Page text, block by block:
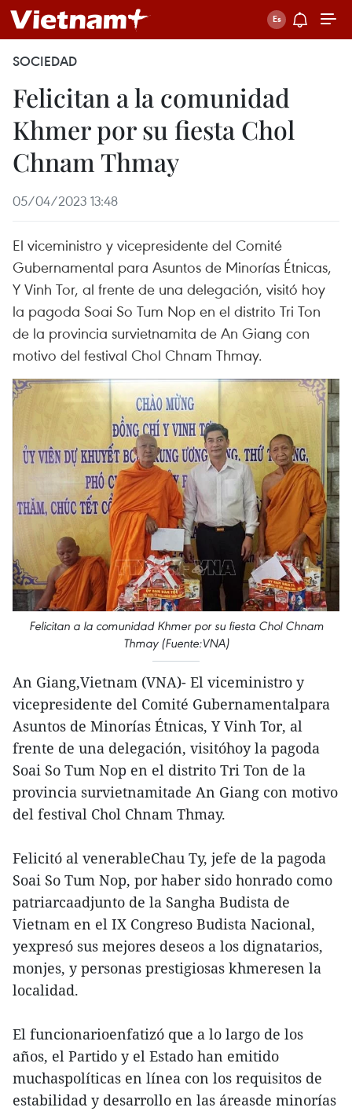
SOCIEDAD
Felicitan a la comunidad
Khmer por su fiesta Chol
Chnam Thmay
05/04/2023 13:48
El viceministro y vicepresidente del Comité
Gubernamental para Asuntos de Minorías Étnicas,
Y Vinh Tor, al frente de una delegación, visitó hoy
la pagoda Soai So Tum Nop en el distrito Tri Ton
de la provincia survietnamita de An Giang con
motivo del festival Chol Chnam Thmay.
Felicitan a la comunidad Khmer por su fiesta Chol Chnam
Thmay (Fuente:VNA)
An Giang,Vietnam (VNA)- El viceministro y
vicepresidente del Comité Gubernamentalpara
Asuntos de Minorías Étnicas, Y Vinh Tor, al
frente de una delegación, visitóhoy la pagoda
Soai So Tum Nop en el distrito Tri Ton de la
provincia survietnamitade An Giang con motivo
del festival Chol Chnam Thmay.
Felicitó al venerableChau Ty, jefe de la pagoda
Soai So Tum Nop, por haber sido honrado como
patriarcaadjunto de la Sangha Budista de
Vietnam en el IX Congreso Budista Nacional,
yexpresó sus mejores deseos a los dignatarios,
monjes, y personas prestigiosas khmeresen la
localidad.
El funcionarioenfatizó que a lo largo de los
años, el Partido y el Estado han emitido
muchaspolíticas en línea con los requisitos de
estabilidad y desarrollo en las áreasde minorías